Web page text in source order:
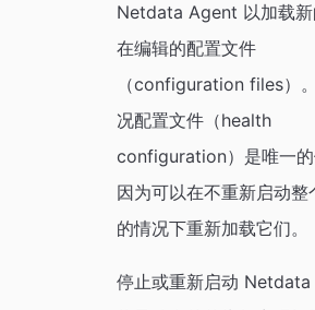
Netdata Agent 以加载新
在编辑的配置文件
（configuration files）
况配置文件（health
configuration）是唯一的
因为可以在不重新启动整
的情况下重新加载它们。
停止或重新启动